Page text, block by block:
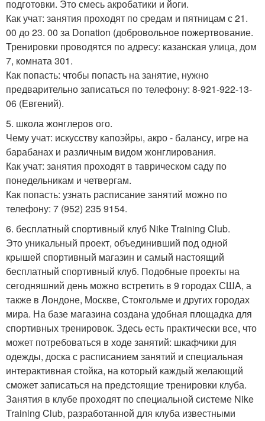
подготовки. Это смесь акробатики и йоги.
Как учат: занятия проходят по средам и пятницам с 21.
00 до 23. 00 за Donation (добровольное пожертвование.
Тренировки проводятся по адресу: казанская улица, дом
7, комната 301.
Как попасть: чтобы попасть на занятие, нужно
предварительно записаться по телефону: 8-921-922-13-
06 (Евгений).
5. школа жонглеров ого.
Чему учат: искусству капоэйры, акро - балансу, игре на
барабанах и различным видом жонглирования.
Как учат: занятия проходят в таврическом саду по
понедельникам и четвергам.
Как попасть: узнать расписание занятий можно по
телефону: 7 (952) 235 9154.
6. бесплатный спортивный клуб Nike Training Club.
Это уникальный проект, объединивший под одной
крышей спортивный магазин и самый настоящий
бесплатный спортивный клуб. Подобные проекты на
сегодняшний день можно встретить в 9 городах США, а
также в Лондоне, Москве, Стокгольме и других городах
мира. На базе магазина создана удобная площадка для
спортивных тренировок. Здесь есть практически все, что
может потребоваться в ходе занятий: шкафчики для
одежды, доска с расписанием занятий и специальная
интерактивная стойка, на который каждый желающий
сможет записаться на предстоящие тренировки клуба.
Занятия в клубе проходят по специальной системе Nike
Training Club, разработанной для клуба известными